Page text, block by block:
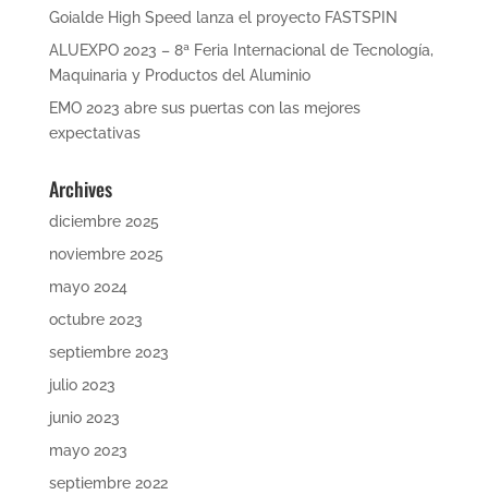
Goialde High Speed lanza el proyecto FASTSPIN
ALUEXPO 2023 – 8ª Feria Internacional de Tecnología,
Maquinaria y Productos del Aluminio
EMO 2023 abre sus puertas con las mejores
expectativas
Archives
diciembre 2025
noviembre 2025
mayo 2024
octubre 2023
septiembre 2023
julio 2023
junio 2023
mayo 2023
septiembre 2022